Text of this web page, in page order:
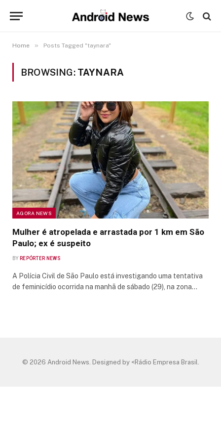
Home » Posts Tagged "taynara"
BROWSING: TAYNARA
AGORA NEWS
Mulher é atropelada e arrastada por 1 km em São
Paulo; ex é suspeito
BY REPÓRTER NEWS
A Polícia Civil de São Paulo está investigando uma tentativa
de feminicídio ocorrida na manhã de sábado (29), na zona…
© 2026 Android News. Designed by <Rádio Empresa Brasil.